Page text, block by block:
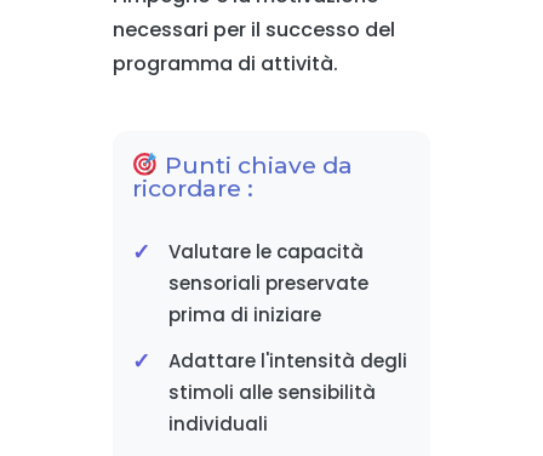
necessari per il successo del
programma di attività.
Punti chiave da
ricordare :
Valutare le capacità
sensoriali preservate
prima di iniziare
Adattare l'intensità degli
stimoli alle sensibilità
individuali